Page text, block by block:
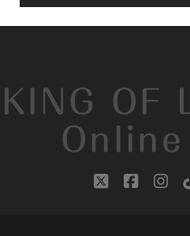
KING OF
Online
twitter